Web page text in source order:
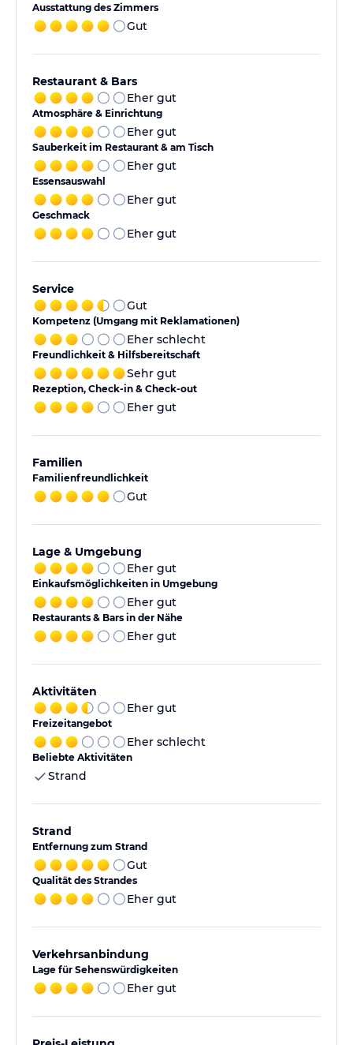
Ausstattung des Zimmers
Gut
Restaurant & Bars
Eher gut
Atmosphäre & Einrichtung
Eher gut
Sauberkeit im Restaurant & am Tisch
Eher gut
Essensauswahl
Eher gut
Geschmack
Eher gut
Service
Gut
Kompetenz (Umgang mit Reklamationen)
Eher schlecht
Freundlichkeit & Hilfsbereitschaft
Sehr gut
Rezeption, Check-in & Check-out
Eher gut
Familien
Familienfreundlichkeit
Gut
Lage & Umgebung
Eher gut
Einkaufsmöglichkeiten in Umgebung
Eher gut
Restaurants & Bars in der Nähe
Eher gut
Aktivitäten
Eher gut
Freizeitangebot
Eher schlecht
Beliebte Aktivitäten
Strand
Strand
Entfernung zum Strand
Gut
Qualität des Strandes
Eher gut
Verkehrsanbindung
Lage für Sehenswürdigkeiten
Eher gut